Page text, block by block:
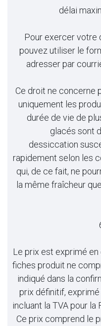
délai
Pour exercer votre
pouvez utiliser le
adresser par
Ce droit ne concerne
uniquement les
durée de vie de
glacés sont
dessiccation
rapidement selon les
qui, de ce fait, ne
la même fraîcheur
Le prix est exprimé en
fiches produit ne
indiqué dans la
prix définitif,
incluant la TVA pour la
Ce prix comprend le